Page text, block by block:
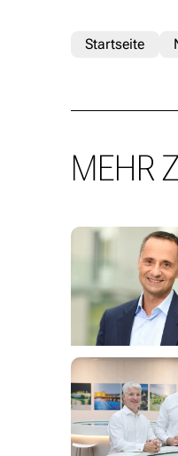
Startseite
MEHR